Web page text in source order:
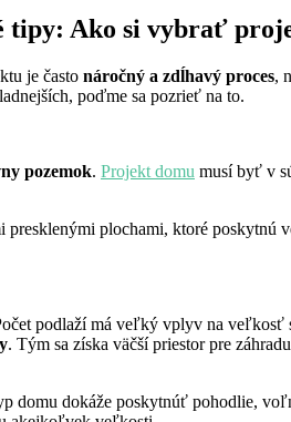
tipy: Ako si vybrať
je často náročný a zdĺhavý proces,
poďme sa pozrieť na to.
pozemok. Projekt domu musí byť v
plochami, ktoré poskytnú
podlaží má veľký vplyv na
. Tým sa získa väčší priestor pre
domu dokáže poskytnúť pohodlie,